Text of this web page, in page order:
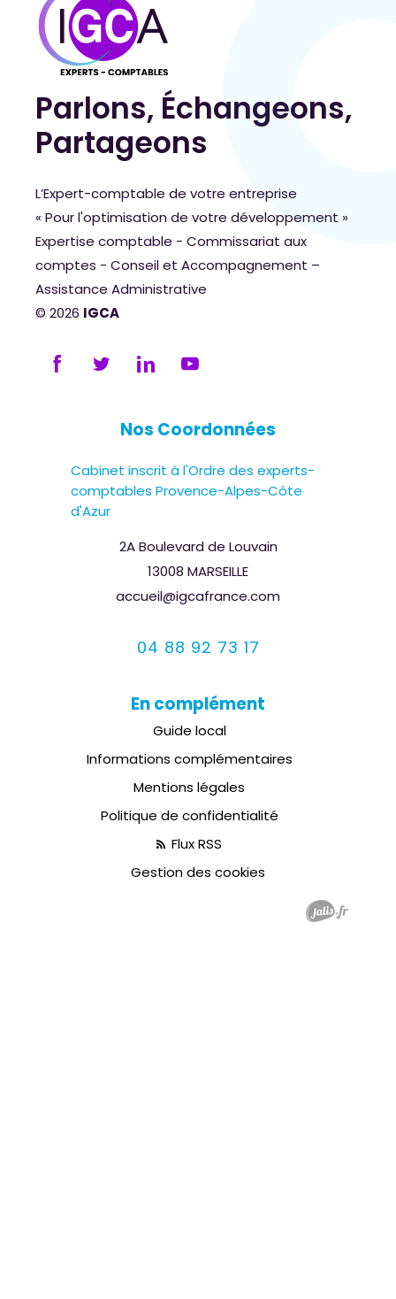
Parlons, Échangeons,
Partageons
L’Expert-comptable de votre entreprise
« Pour l'optimisation de votre développement »
Expertise comptable - Commissariat aux
comptes - Conseil et Accompagnement –
Assistance Administrative
© 2026 IGCA
Nos Coordonnées
Cabinet inscrit à l'Ordre des experts-
comptables Provence-Alpes-Côte
d'Azur
2A Boulevard de Louvain
13008 MARSEILLE
accueil@igcafrance.com
04 88 92 73 17
En complément
Guide local
Informations complémentaires
Mentions légales
Politique de confidentialité
Flux RSS
Gestion des cookies